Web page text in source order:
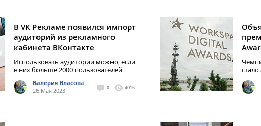
В VK Рекламе появился импорт
аудиторий из рекламного
кабинета ВКонтакте
Использовать аудитории можно, если
в них больше 2000 пользователей
Валерия Власова
26 Мая 2023
0 4016